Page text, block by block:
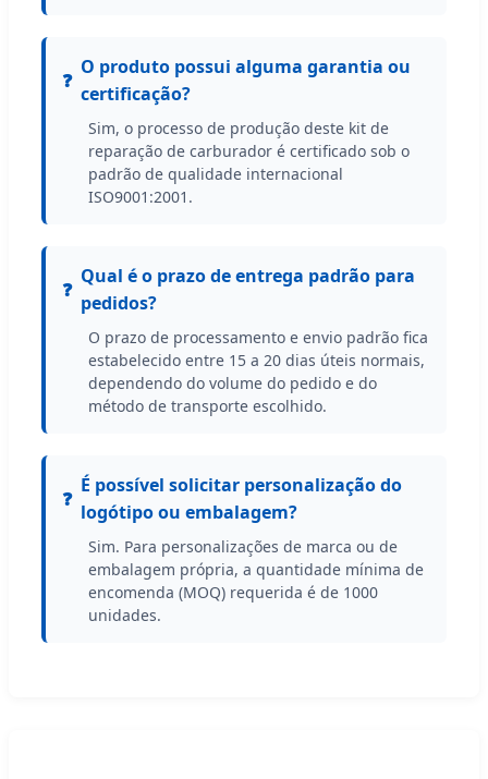
O produto possui alguma garantia ou
certificação?
Sim, o processo de produção deste kit de
reparação de carburador é certificado sob o
padrão de qualidade internacional
ISO9001:2001.
Qual é o prazo de entrega padrão para
pedidos?
O prazo de processamento e envio padrão fica
estabelecido entre 15 a 20 dias úteis normais,
dependendo do volume do pedido e do
método de transporte escolhido.
É possível solicitar personalização do
logótipo ou embalagem?
Sim. Para personalizações de marca ou de
embalagem própria, a quantidade mínima de
encomenda (MOQ) requerida é de 1000
unidades.